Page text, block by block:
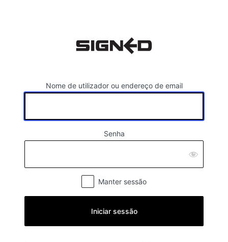
Nome de utilizador ou endereço de email
Senha
Manter sessão